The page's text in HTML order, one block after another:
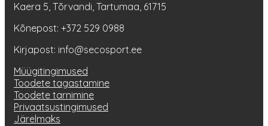
Kaera 5, Tõrvandi, Tartumaa, 61715
Kõnepost: +372 529 0988
Kirjapost: info@secosport.ee
Müügitingimused
Toodete tagastamine
Toodete tarnimine
Privaatsustingimused
Järelmaks